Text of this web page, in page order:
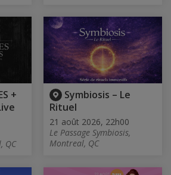
+
QC
Symbiosis – Le
Rituel
21 août 2026, 22h00
Le Passage Symbiosis,
Montreal, QC